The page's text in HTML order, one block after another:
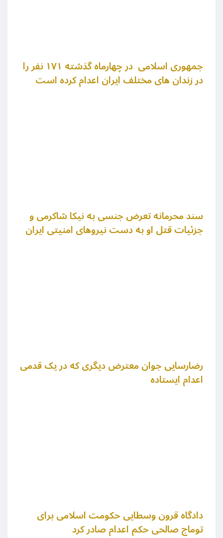
جمهوری اسلامی در چهارماه گذشته ۱۷۱ نفر را
در زندان های مختلف ایران اعدام کرده است
سند محرمانه تعرض جنسی به نیکا شاکرمی و
جزئیات قتل او به دست نیروهای امنیتی ایران
رضارسایی جوان معترض دیگری که در یک قدمی
اعدام ایستاده
دادگاه قرون وسطایی حکومت اسلامی برای
توماج صالحی حکم اعدام صادر کرد